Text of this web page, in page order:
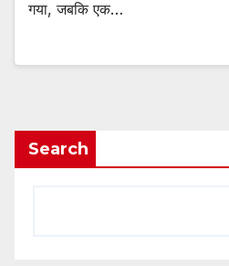
गया, जबकि एक…
Search